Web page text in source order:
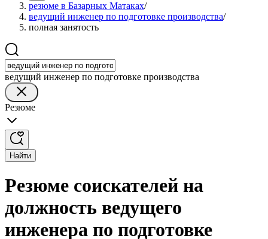
резюме в Базарных Матаках/
ведущий инженер по подготовке производства/
полная занятость
ведущий инженер по подготовке производства
Резюме
Найти
Резюме соискателей на
должность ведущего
инженера по подготовке